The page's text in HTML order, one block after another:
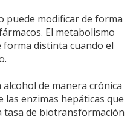
puede modificar de forma
El metabolismo
forma distinta cuando el
de manera crónica
las enzimas hepáticas que
tasa de biotransformación